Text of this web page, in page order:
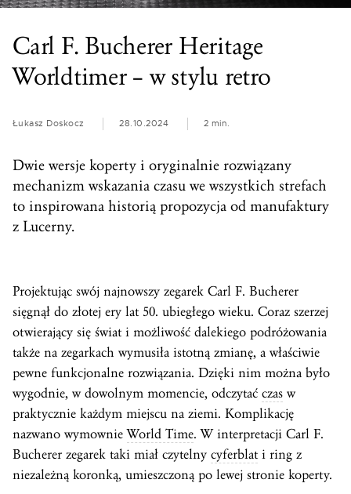
Carl F. Bucherer Heritage
Worldtimer – w stylu retro
Łukasz Doskocz 28.10.2024 2 min.
Dwie wersje koperty i oryginalnie rozwiązany
mechanizm wskazania czasu we wszystkich strefach
to inspirowana historią propozycja od manufaktury
z Lucerny.
Projektując swój najnowszy zegarek Carl F. Bucherer
sięgnął do złotej ery lat 50. ubiegłego wieku. Coraz szerzej
otwierający się świat i możliwość dalekiego podróżowania
także na zegarkach wymusiła istotną zmianę, a właściwie
pewne funkcjonalne rozwiązania. Dzięki nim można było
wygodnie, w dowolnym momencie, odczytać czas w
praktycznie każdym miejscu na ziemi. Komplikację
nazwano wymownieWorld Time. W interpretacji Carl F.
Bucherer zegarek taki miał czytelny cyferblati ring z
niezależną koronką, umieszczoną po lewej stronie koperty.